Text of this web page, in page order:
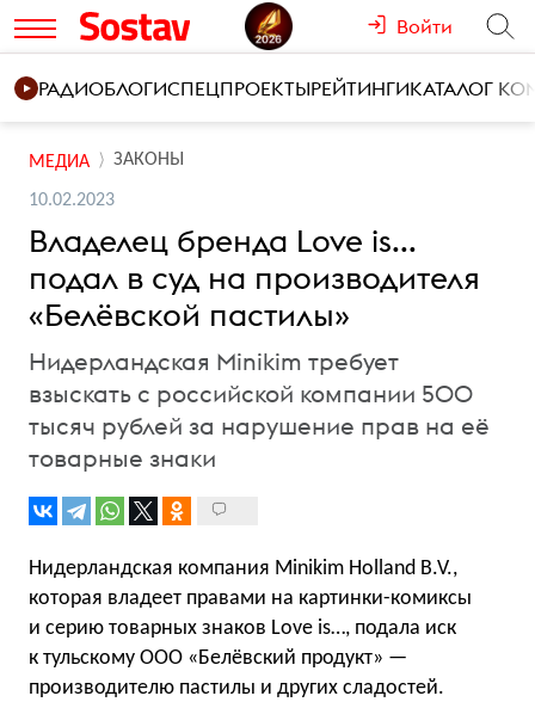
Войти
РАДИОБЛОГИСПЕЦПРОЕКТЫРЕЙТИНГИКАТАЛОГ
МЕДИА ЗАКОНЫ
10.02.2023
Владелец бренда Love is...
подал в суд на производителя
«Белёвской пастилы»
Нидерландская Minikim требует
взыскать с российской компании 500
тысяч рублей за нарушение прав на её
товарные знаки
Нидерландская компания Minikim Holland B.V.,
которая владеет правами на картинки-комиксы
и серию товарных знаков Love is…, подала иск
к тульскому ООО «Белёвский продукт» —
производителю пастилы и других сладостей.